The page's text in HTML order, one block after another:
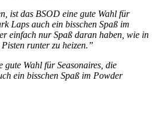
ist das BSOD eine gute Wahl für
Laps auch ein bisschen Spaß im
einfach nur Spaß daran haben, wie in
runter zu heizen.”
gute Wahl für Seasonaires, die
ein bisschen Spaß im Powder